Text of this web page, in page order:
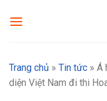
Trang chủ » Tin tức » Á
diện Việt Nam đi thi